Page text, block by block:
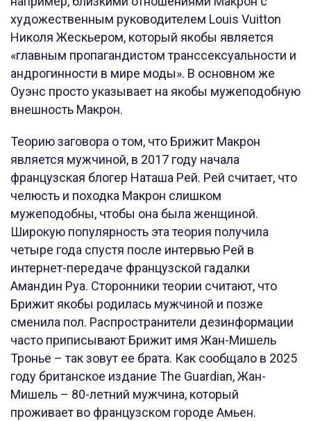
художественным руководителем Louis Vuitton
Николя Жескьером, который якобы является
«главным пропагандистом транссексуальности и
андрогинности в мире моды». В основном же
Оуэнс просто указывает на якобы мужеподобную
внешность Макрон.
Теорию заговора о том, что Брижит Макрон
является мужчиной, в 2017 году начала
французская блогер Наташа Рей. Рей считает, что
челюсть и походка Макрон слишком
мужеподобны, чтобы она была женщиной.
Широкую популярность эта теория получила
четыре года спустя после интервью Рей в
интернет-передаче французской гадалки
Амандин Руа. Сторонники теории считают, что
Брижит якобы родилась мужчиной и позже
сменила пол. Распространители дезинформации
часто приписывают Брижит имя Жан-Мишель
Тронье – так зовут ее брата. Как сообщало в 2025
году британское издание The Guardian, Жан-
Мишель – 80-летний мужчина, который
проживает во французском городе Амьен.